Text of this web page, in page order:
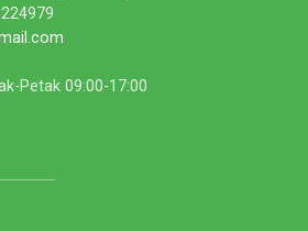
Petak 09:00-17:00